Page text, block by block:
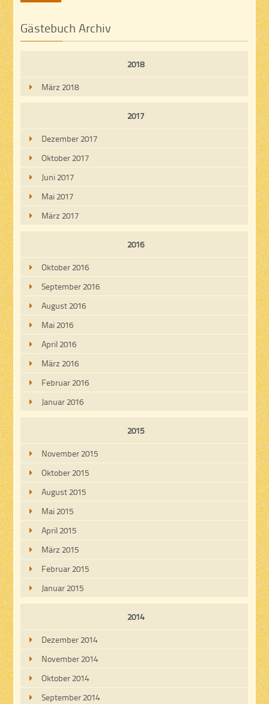
Gästebuch Archiv
2018
März 2018
2017
Dezember 2017
Oktober 2017
Juni 2017
Mai 2017
März 2017
2016
Oktober 2016
September 2016
August 2016
Mai 2016
April 2016
März 2016
Februar 2016
Januar 2016
2015
November 2015
Oktober 2015
August 2015
Mai 2015
April 2015
März 2015
Februar 2015
Januar 2015
2014
Dezember 2014
November 2014
Oktober 2014
September 2014